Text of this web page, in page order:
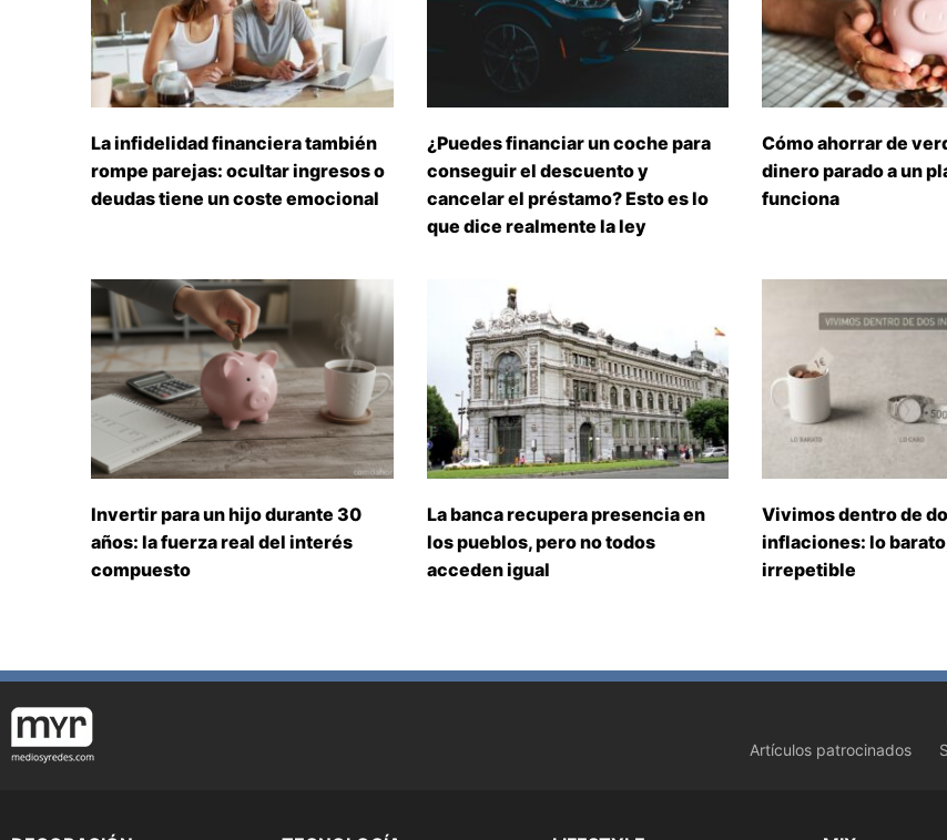
La infidelidad financiera también
rompe parejas: ocultar ingresos o
deudas tiene un coste emocional
¿Puedes financiar un coche para
conseguir el descuento y
cancelar el préstamo? Esto es lo
que dice realmente la ley
Cómo ahorrar de
dinero parado a un
funciona
Invertir para un hijo durante 30
años: la fuerza real del interés
compuesto
La banca recupera presencia en
los pueblos, pero no todos
acceden igual
Vivimos dentro de
inflaciones: lo
irrepetible
Artículos patrocinados